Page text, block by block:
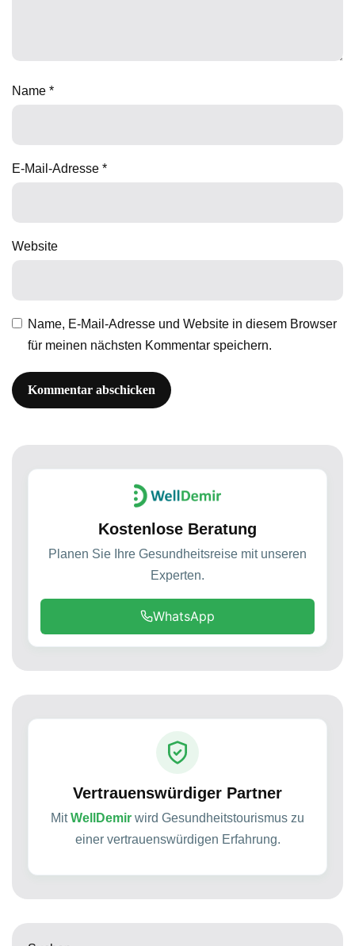
Name *
E-Mail-Adresse *
Website
Name, E-Mail-Adresse und Website in diesem Browser
für meinen nächsten Kommentar speichern.
Kostenlose Beratung
Planen Sie Ihre Gesundheitsreise mit unseren
Experten.
WhatsApp
Vertrauenswürdiger Partner
MitWellDemir wird Gesundheitstourismus zu
einer vertrauenswürdigen Erfahrung.